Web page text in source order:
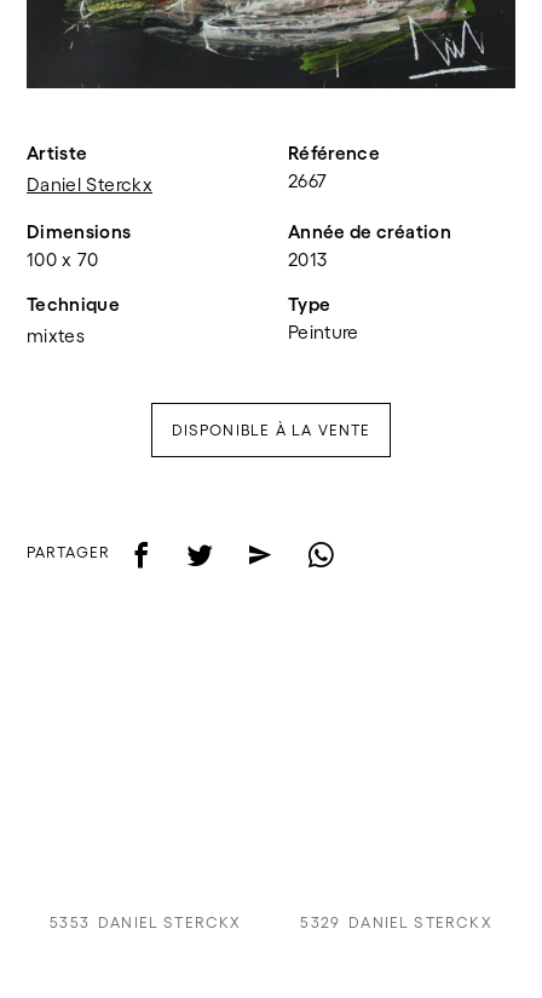
Artiste
Daniel Sterckx
Référence
2667
Dimensions
100 x 70
Année de création
2013
Technique
mixtes
Type
Peinture
DISPONIBLE À LA VENTE
PARTAGER f t e w
5353 DANIEL STERCKX 5329 DANIEL STERCKX